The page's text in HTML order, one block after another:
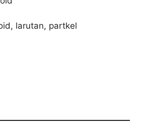
larutan, partkel